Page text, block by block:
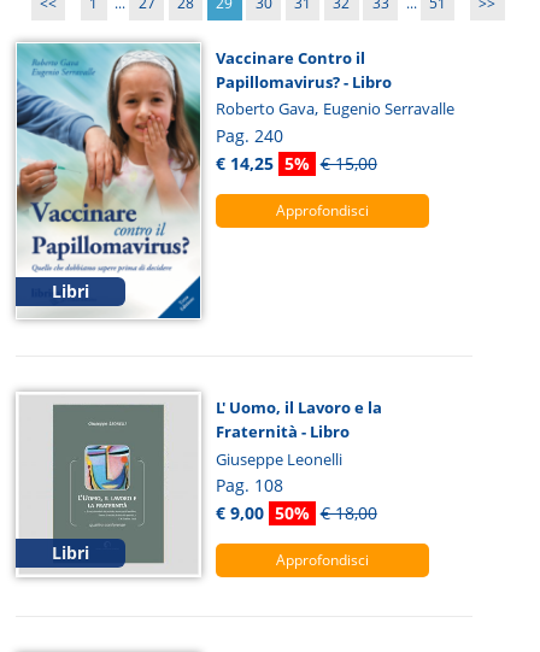
Libri
Vaccinare Contro il
Papillomavirus? - Libro
Roberto Gava, Eugenio Serravalle
Pag. 240
€ 14,25 5% € 15,00
Approfondisci
Libri
L' Uomo, il Lavoro e la
Fraternità - Libro
Giuseppe Leonelli
Pag. 108
€ 9,00 50% € 18,00
Approfondisci